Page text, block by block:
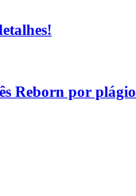
Reborn por plágio